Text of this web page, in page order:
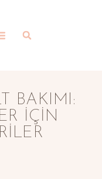
BAKIMI:
İÇIN